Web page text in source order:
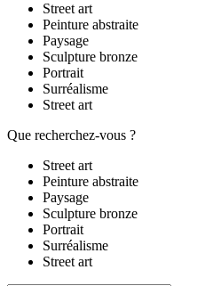
Street art
Peinture abstraite
Paysage
Sculpture bronze
Portrait
Surréalisme
Street art
Que recherchez-vous ?
Street art
Peinture abstraite
Paysage
Sculpture bronze
Portrait
Surréalisme
Street art